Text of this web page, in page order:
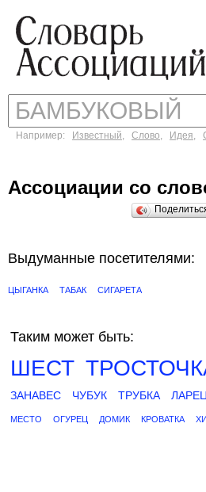
Например: Известный, Слово, Идея,
Ассоциации со
Выдуманные посетителями:
ЦЫГАНКА ТАБАК СИГАРЕТА
Таким может быть:
ШЕСТ
ЗАНАВЕС
ЧУБУК ТРУБКА ЛАРЕЦ
МЕСТО ОГУРЕЦ ДОМИК КРОВАТКА